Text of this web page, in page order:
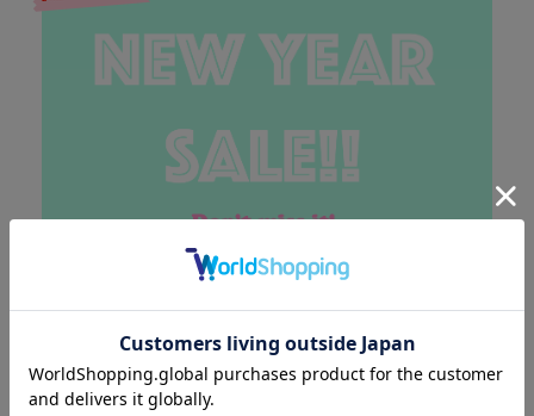
NEW YEAR SALE♡本日スタート！
2023-12-26
今年も残すところあと5日ほど..♡今年１年の感謝の
気持ちを込めて本日よりNew year saleを開催しま
す！人気のバッグやポーチなど、いろ...